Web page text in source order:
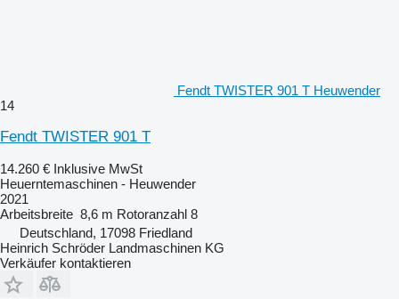
Fendt TWISTER 901 T Heuwender
14
Fendt TWISTER 901 T
14.260 € Inklusive MwSt
Heuerntemaschinen - Heuwender
2021
Arbeitsbreite 8,6 m Rotoranzahl 8
Deutschland, 17098 Friedland
Heinrich Schröder Landmaschinen KG
Verkäufer kontaktieren